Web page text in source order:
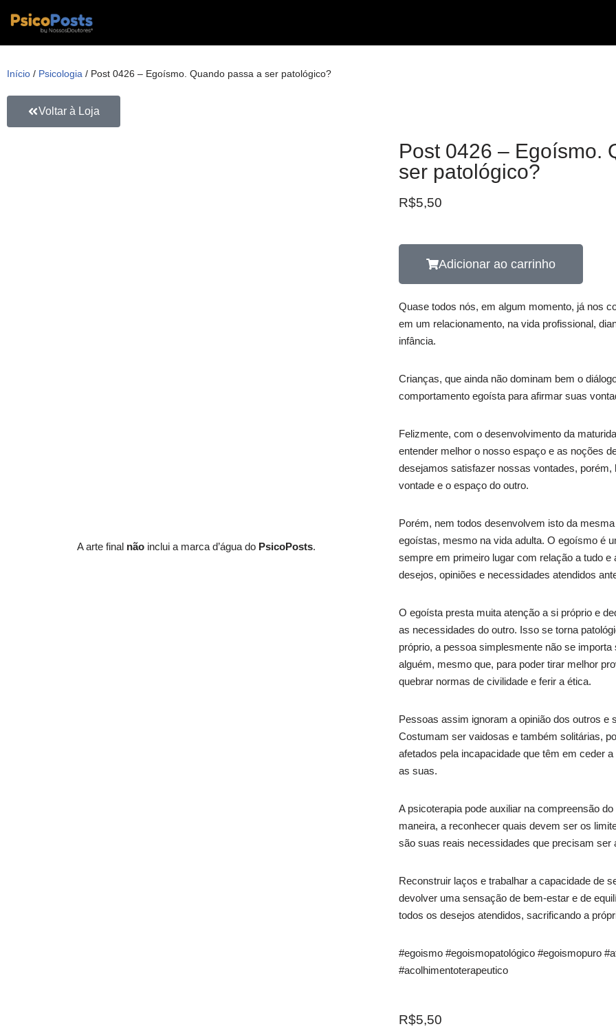
o
Início / Psicologia / Post 0426 – Egoísmo. Quando passa a ser patológico?
Voltar à Loja
A arte final não inclui a marca d’água do PsicoPosts.
Post 0426 – Egoísmo.
ser patológico?
R$5,50
Adicionar ao carrinho
Quase todos nós, em algum momento, já nos
em um relacionamento, na vida profissional,
infância.
Crianças, que ainda não dominam bem o
comportamento egoísta para afirmar suas
Felizmente, com o desenvolvimento da
entender melhor o nosso espaço e as noções
desejamos satisfazer nossas vontades,
vontade e o espaço do outro.
Porém, nem todos desenvolvem isto da
egoístas, mesmo na vida adulta. O egoísmo é
sempre em primeiro lugar com relação a tudo
desejos, opiniões e necessidades atendidos
O egoísta presta muita atenção a si próprio e
as necessidades do outro. Isso se torna
próprio, a pessoa simplesmente não se
alguém, mesmo que, para poder tirar melhor
quebrar normas de civilidade e ferir a ética.
Pessoas assim ignoram a opinião dos outros e
Costumam ser vaidosas e também solitárias,
afetados pela incapacidade que têm em ceder
as suas.
A psicoterapia pode auxiliar na compreensão
maneira, a reconhecer quais devem ser os
são suas reais necessidades que precisam ser
Reconstruir laços e trabalhar a capacidade de
devolver uma sensação de bem-estar e de
todos os desejos atendidos, sacrificando a
#egoismo #egoismopatológico #egoismopuro
#acolhimentoterapeutico
R$5,50